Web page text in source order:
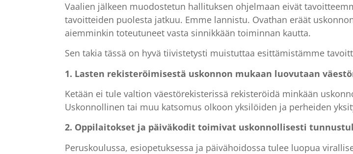
Vaalien jälkeen muodostetun hallituksen ohjelmaan eivät
tavoitteiden puolesta jatkuu. Emme lannistu. Ovathan eräät
aiemminkin toteutuneet vasta sinnikkään toiminnan kautta.
Sen takia tässä on hyvä tiivistetysti muistuttaa esittämistämme
1. Lasten rekisteröimisestä uskonnon mukaan luovutaan
Ketään ei tule valtion väestörekisterissä rekisteröidä minkään
Uskonnollinen tai muu katsomus olkoon yksilöiden ja perheiden
2. Oppilaitokset ja päiväkodit toimivat uskonnollisesti
Peruskoulussa, esiopetuksessa ja päivähoidossa tulee luopua